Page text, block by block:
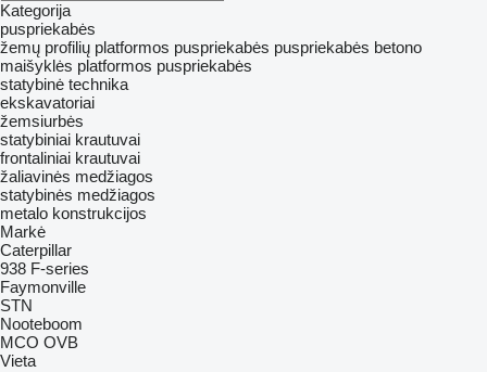
Kategorija
puspriekabės
žemų profilių platformos puspriekabės puspriekabės betono
maišyklės platformos puspriekabės
statybinė technika
ekskavatoriai
žemsiurbės
statybiniai krautuvai
frontaliniai krautuvai
žaliavinės medžiagos
statybinės medžiagos
metalo konstrukcijos
Markė
Caterpillar
938 F-series
Faymonville
STN
Nooteboom
MCO OVB
Vieta